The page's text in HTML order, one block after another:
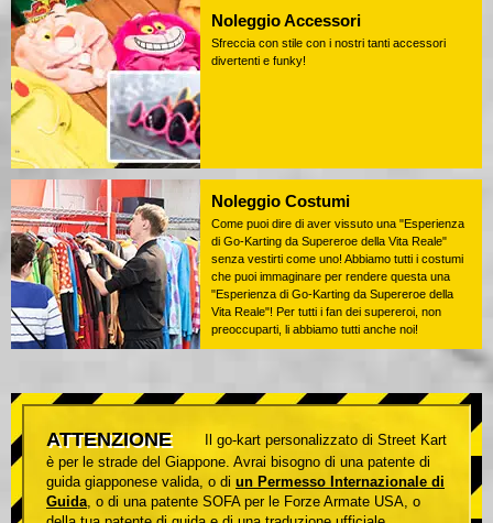
Noleggio Accessori
Sfreccia con stile con i nostri tanti accessori
divertenti e funky!
Noleggio Costumi
Come puoi dire di aver vissuto una "Esperienza
di Go-Karting da Supereroe della Vita Reale"
senza vestirti come uno! Abbiamo tutti i costumi
che puoi immaginare per rendere questa una
"Esperienza di Go-Karting da Supereroe della
Vita Reale"! Per tutti i fan dei supereroi, non
preoccuparti, li abbiamo tutti anche noi!
ATTENZIONE
Il go-kart personalizzato di Street Kart
è per le strade del Giappone. Avrai bisogno di una patente di
guida giapponese valida, o di un Permesso Internazionale di
Guida, o di una patente SOFA per le Forze Armate USA, o